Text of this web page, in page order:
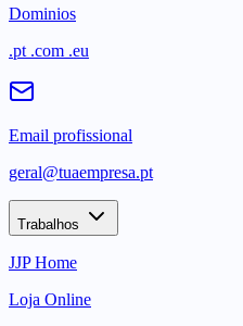
Dominios
.pt .com .eu
Email profissional
geral@tuaempresa.pt
Trabalhos
JJP Home
Loja Online